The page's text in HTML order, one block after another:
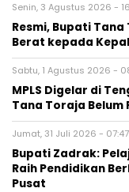
Senin, 3 Agustus 2026 -
Resmi, Bupati
Berat kepada
Sabtu, 1 Agustus 2026 -
MPLS Digelar di
Tana Toraja Belum
Jumat, 31 Juli 2026 -
Bupati Zadrak:
Raih Pendidikan
Pusat